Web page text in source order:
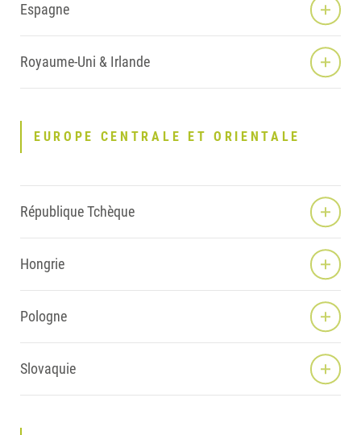
Espagne
Royaume-Uni & Irlande
EUROPE CENTRALE ET ORIENTALE
République Tchèque
Hongrie
Pologne
Slovaquie